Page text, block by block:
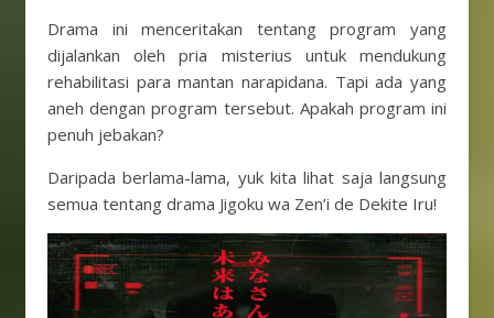
Drama ini menceritakan tentang program yang
dijalankan oleh pria misterius untuk mendukung
rehabilitasi para mantan narapidana. Tapi ada yang
aneh dengan program tersebut. Apakah program ini
penuh jebakan?
Daripada berlama-lama, yuk kita lihat saja langsung
semua tentang drama Jigoku wa Zen’i de Dekite Iru!